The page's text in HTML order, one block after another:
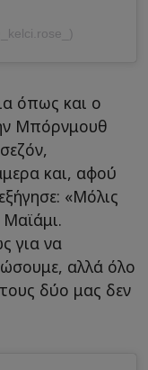
όπως και ο
Μπόρνμουθ
και, αφού
«Μόλις
για να
αλλά όλο
δύο μας δεν